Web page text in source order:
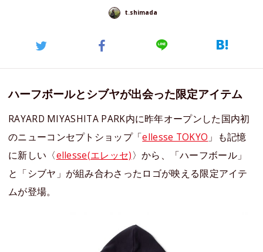
t.shimada
ハーフボールとシブヤが出会った限定アイテム
RAYARD MIYASHITA PARK内に昨年オープンした国内初
のニューコンセプトショップ「ellesse TOKYO 」も記憶
に新しい〈ellesse(エレッセ)〉から、「ハーフボール」
と「シブヤ」が組み合わさったロゴが映える限定アイテ
ムが登場。